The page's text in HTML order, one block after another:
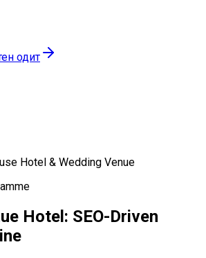
одит
Hotel & Wedding Venue
Hotel: SEO-Driven